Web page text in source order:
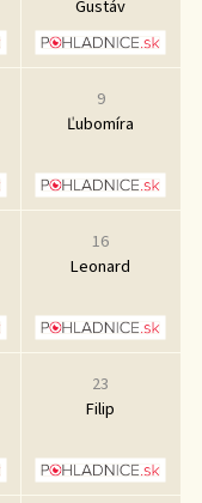
Gustáv
9
Ľubomíra
16
Leonard
23
Filip